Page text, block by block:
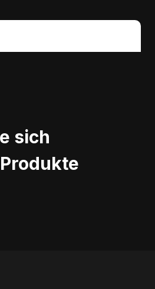
sich